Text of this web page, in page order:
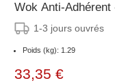
Wok Anti-
1-3 jours ouvrés
Poids (kg): 1.29
33,35 €